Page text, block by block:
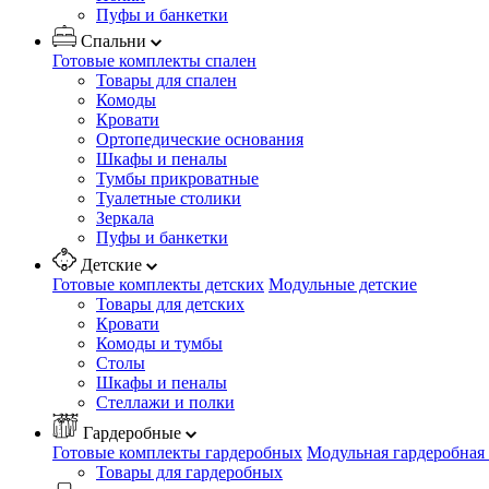
Пуфы и банкетки
Спальни
Готовые комплекты спален
Товары для спален
Комоды
Кровати
Ортопедические основания
Шкафы и пеналы
Тумбы прикроватные
Туалетные столики
Зеркала
Пуфы и банкетки
Детские
Готовые комплекты детских Модульные детские
Товары для детских
Кровати
Комоды и тумбы
Столы
Шкафы и пеналы
Стеллажи и полки
Гардеробные
Готовые комплекты гардеробных Модульная
Товары для гардеробных